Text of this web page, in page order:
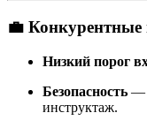
💼 Конкурентные
Низкий порог
Безопасность —
инструктаж.